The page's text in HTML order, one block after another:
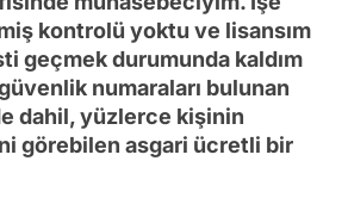
kontrolü yoktu ve lisansım
geçmek durumunda kaldım
numaraları bulunan
dahil, yüzlerce kişinin
görebilen asgari ücretli bir